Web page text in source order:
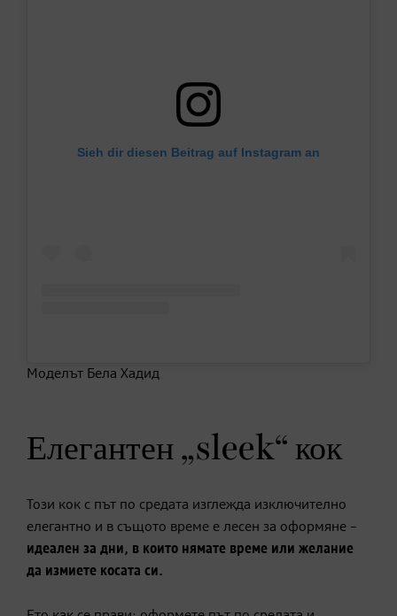
Sieh dir diesen Beitrag auf Instagram an
Моделът Бела Хадид
Елегантен „sleek“ кок
Този кок с път по средата изглежда изключително
елегантно и в същото време е лесен за оформяне –
идеален за дни, в които нямате време или желание
да измиете косата си.